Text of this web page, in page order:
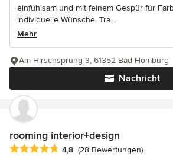
einfühlsam und mit feinem Gespür für
individuelle Wünsche. Tra...
Mehr
Nachricht
Am Hirschsprung 3, 61352 Bad Homburg
rooming interior+design
Durchschnittliche Bewertung: 4.8 von 5
4,8 (28 Bewertungen)